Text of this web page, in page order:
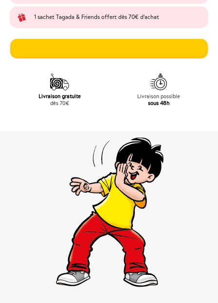
1 sachet Tagada & Friends offert dès 70€ d'achat
Livraison gratuite
dès 70€
Livraison possible
sous 48h